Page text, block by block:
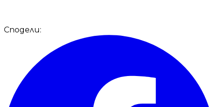
Сподели: